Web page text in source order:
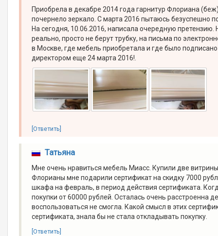
Приобрела в декабре 2014 года гарнитур Флориана
почернело зеркало. С марта 2016 пытаюсь безуспешно
На сегодня, 10.06.2016, написала очередную
реально, просто не берут трубку, на письма по
в Москве, где мебель приобретала и где было
директором еще 24 марта 2016!.
[Ответить]
Татьяна
Мне очень нравиться мебель Миасс. Купили две
Флорианы мне подарили сертификат на скидку 7000
шкафа на февраль, в период действия сертификата.
покупки от 60000 рублей. Осталась очень
воспользоваться не смогла. Какой смысл в этих
сертификата, знала бы не стала откладывать покупку.
[Ответить]